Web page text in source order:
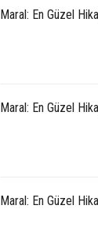
Maral: En Güzel
Maral: En Güzel
Maral: En Güzel